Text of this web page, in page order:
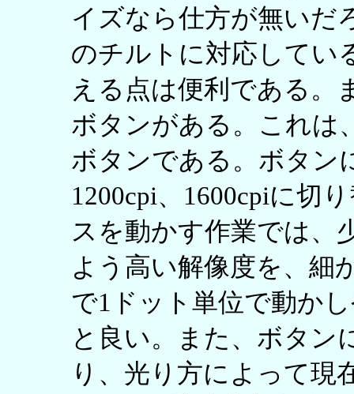
イズなら仕方が無いだ
のチルトに対応してい
える点は便利である。
ボタンがある。これは
ボタンである。ボタン
1200cpi、1600cpiに切
スを動かす作業では、
よう高い解像度を、細
で1ドット単位で動か
と良い。また、ボタン
り、光り方によって現